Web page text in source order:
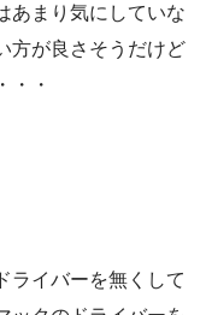
あまり気にしていな
方が良さそうだけど
・・
ライバーを無くして